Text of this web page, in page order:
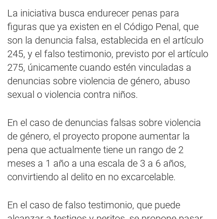
La iniciativa busca endurecer penas para
figuras que ya existen en el Código Penal, que
son la denuncia falsa, establecida en el artículo
245, y el falso testimonio, previsto por el artículo
275, únicamente cuando estén vinculadas a
denuncias sobre violencia de género, abuso
sexual o violencia contra niños.
En el caso de denuncias falsas sobre violencia
de género, el proyecto propone aumentar la
pena que actualmente tiene un rango de 2
meses a 1 año a una escala de 3 a 6 años,
convirtiendo al delito en no excarcelable.
En el caso de falso testimonio, que puede